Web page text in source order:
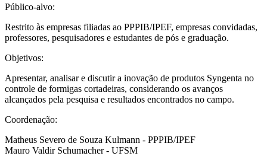
Público-alvo:
Restrito às empresas filiadas ao PPPIB/IPEF, empresas convidadas,
professores, pesquisadores e estudantes de pós e graduação.
Objetivos:
Apresentar, analisar e discutir a inovação de produtos Syngenta no
controle de formigas cortadeiras, considerando os avanços
alcançados pela pesquisa e resultados encontrados no campo.
Coordenação:
Matheus Severo de Souza Kulmann - PPPIB/IPEF
Mauro Valdir Schumacher - UFSM